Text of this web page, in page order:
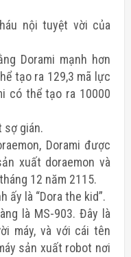
nội tuyệt vời của
Dorami mạnh hơn
tạo ra 129,3 mã lực
có thể tạo ra 10000
sợ gián.
Dorami được
xuất doraemon và
12 năm 2115.
ấy là “Dora the kid”.
là MS-903. Đây là
máy, và với cái tên
sản xuất robot nơi